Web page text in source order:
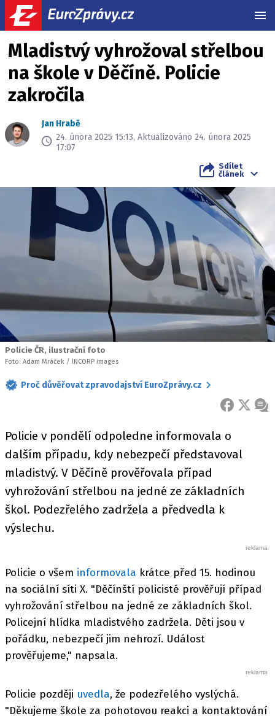
Mladistvý vyhrožoval střelbou
na škole v Děčíně. Policie
zakročila
Jan Hrabě
24. února 2025 15:13, Aktualizováno 24. února 2025
17:07
Sdílet
článek
Policie ČR, ilustrační foto
Foto: Adam Mráček / INCORP images
Proč důvěřovat zpravodajství EuroZprávy.cz
FACEBOOK
X
Policie v pondělí odpoledne informovala o
dalším případu, kdy nebezpečí představoval
mladistvý. V Děčíně prověřovala případ
vyhrožování střelbou na jedné ze základních
škol. Podezřelého zadržela a předvedla k
výslechu.
Policie o všem informovala krátce před 15. hodinou
na sociální síti X. "Děčínští policisté prověřují případ
vyhrožování střelbou na jedné ze základních škol.
Policejní hlídka mladistvého zadržela. Děti jsou v
pořádku, nebezpečí jim nehrozí. Událost
prověřujeme," napsala.
Policie později uvedla, že podezřelého vyslýchá.
"Děkujeme škole za pohotovou reakci a kontaktování